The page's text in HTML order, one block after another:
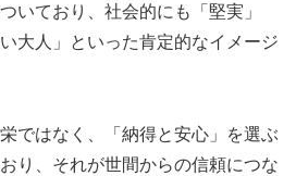
いており、社会的にも「堅実」
大人」といった肯定的なイメージ
ではなく、「納得と安心」を選ぶ
り、それが世間からの信頼につな